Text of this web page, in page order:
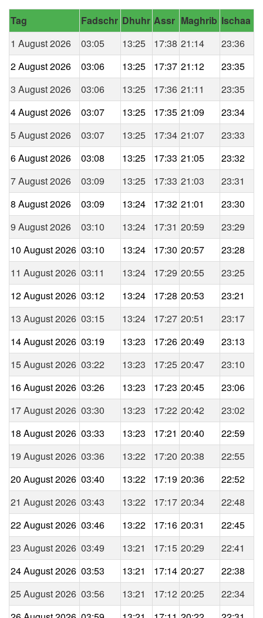
Tag Fadschr Dhuhr Assr Maghrib Ischaa
1 August 2026
03:05 13:25 17:38 21:14
23:36
2 August 2026
03:06 13:25 17:37 21:12
23:35
3 August 2026
03:06 13:25 17:36 21:11
23:35
4 August 2026
03:07 13:25 17:35 21:09
23:34
5 August 2026
03:07 13:25 17:34 21:07
23:33
6 August 2026
03:08 13:25 17:33 21:05
23:32
7 August 2026
03:09 13:25 17:33 21:03
23:31
8 August 2026
03:09 13:24 17:32 21:01
23:30
9 August 2026
03:10 13:24 17:31 20:59
23:29
10 August 2026 03:10 13:24 17:30 20:57
23:28
11 August 2026 03:11 13:24 17:29 20:55
23:25
12 August 2026 03:12 13:24 17:28 20:53
23:21
13 August 2026 03:15 13:24 17:27 20:51
23:17
14 August 2026 03:19 13:23 17:26 20:49
23:13
15 August 2026 03:22 13:23 17:25 20:47
23:10
16 August 2026 03:26 13:23 17:23 20:45
23:06
17 August 2026 03:30 13:23 17:22 20:42
23:02
18 August 2026 03:33 13:23 17:21 20:40
22:59
19 August 2026 03:36 13:22 17:20 20:38
22:55
20 August 2026 03:40 13:22 17:19 20:36
22:52
21 August 2026 03:43 13:22 17:17 20:34
22:48
22 August 2026 03:46 13:22 17:16 20:31
22:45
23 August 2026 03:49 13:21 17:15 20:29
22:41
24 August 2026 03:53 13:21 17:14 20:27
22:38
25 August 2026 03:56 13:21 17:12 20:25
22:34